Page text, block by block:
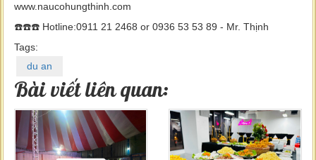
www.naucohungthinh.com
☎️☎️☎️ Hotline:0911 21 2468 or 0936 53 53 89 - Mr. Thịnh
Tags:
du an
Bài viết liên quan: